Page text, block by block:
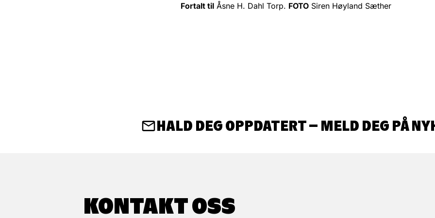
Fortalt til Åsne H. Dahl Torp. FOTO Siren Høyland Sæther
HALD DEG OPPDATERT – MELD DEG PÅ
KONTAKT OSS